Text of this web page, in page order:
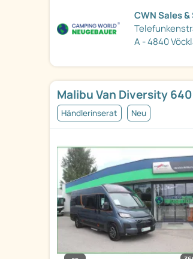
CWN Sales
A - 4840
Malibu Van Diversity 640
Händlerinserat Neu